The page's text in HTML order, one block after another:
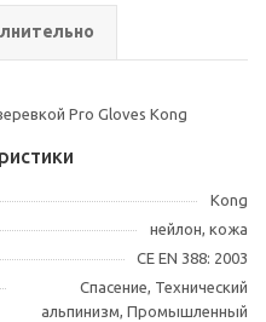
Pro Gloves Kong
Kong
нейлон, кожа
CE EN 388: 2003
Спасение, Технический
альпинизм, Промышленный